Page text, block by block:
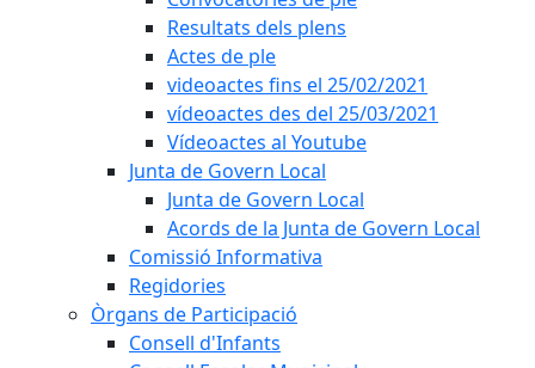
Resultats dels plens
Actes de ple
videoactes fins el 25/02/2021
vídeoactes des del 25/03/2021
Vídeoactes al Youtube
Junta de Govern Local
Junta de Govern Local
Acords de la Junta de Govern Local
Comissió Informativa
Regidories
Òrgans de Participació
Consell d'Infants